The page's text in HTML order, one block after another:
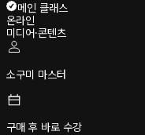
메인 클래스
온라인
미디어·콘텐츠
소구미 마스터
구매 후 바로 수강